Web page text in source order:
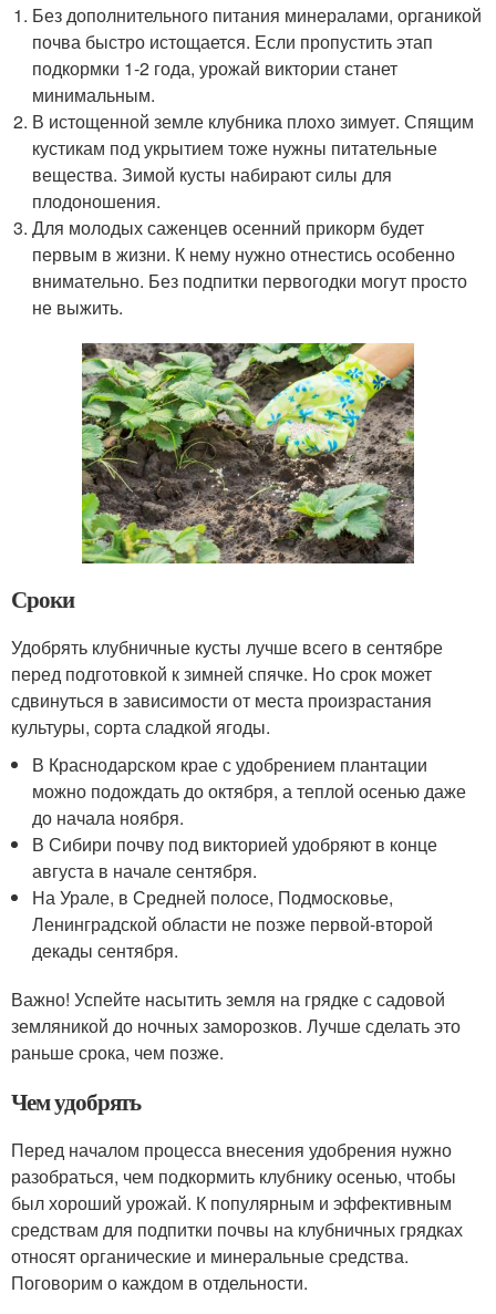
Без дополнительного питания минералами, органикой
почва быстро истощается. Если пропустить этап
подкормки 1-2 года, урожай виктории станет
минимальным.
В истощенной земле клубника плохо зимует. Спящим
кустикам под укрытием тоже нужны питательные
вещества. Зимой кусты набирают силы для
плодоношения.
Для молодых саженцев осенний прикорм будет
первым в жизни. К нему нужно отнестись особенно
внимательно. Без подпитки первогодки могут просто
не выжить.
Сроки
Удобрять клубничные кусты лучше всего в сентябре
перед подготовкой к зимней спячке. Но срок может
сдвинуться в зависимости от места произрастания
культуры, сорта сладкой ягоды.
В Краснодарском крае с удобрением плантации
можно подождать до октября, а теплой осенью даже
до начала ноября.
В Сибири почву под викторией удобряют в конце
августа в начале сентября.
На Урале, в Средней полосе, Подмосковье,
Ленинградской области не позже первой-второй
декады сентября.
Важно! Успейте насытить земля на грядке с садовой
земляникой до ночных заморозков. Лучше сделать это
раньше срока, чем позже.
Чем удобрять
Перед началом процесса внесения удобрения нужно
разобраться, чем подкормить клубнику осенью, чтобы
был хороший урожай. К популярным и эффективным
средствам для подпитки почвы на клубничных грядках
относят органические и минеральные средства.
Поговорим о каждом в отдельности.